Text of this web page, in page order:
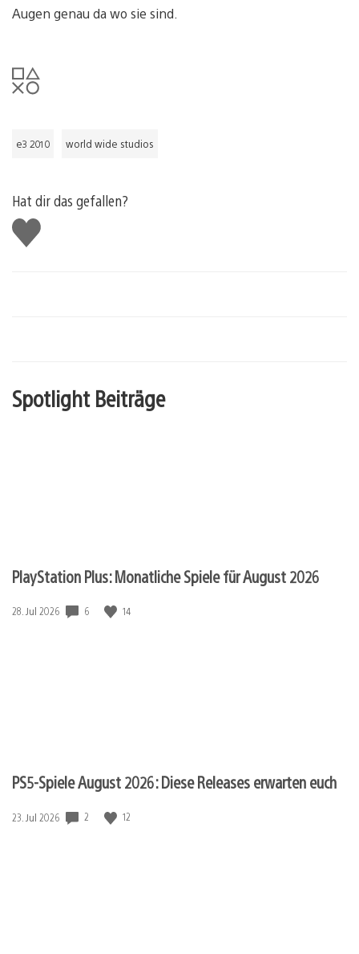
Augen genau da wo sie sind.
e3 2010 world wide studios
Hat dir das gefallen?
Gefällt
mir
Spotlight Beiträge
PlayStation Plus: Monatliche Spiele für August 2026
Veröffentlichungsdatum:
28. Jul 2026 6 14
PS5-Spiele August 2026: Diese Releases erwarten euch
Veröffentlichungsdatum:
23. Jul 2026 2 12